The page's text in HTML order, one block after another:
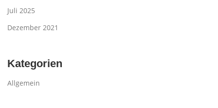
Juli 2025
Dezember 2021
Kategorien
Allgemein